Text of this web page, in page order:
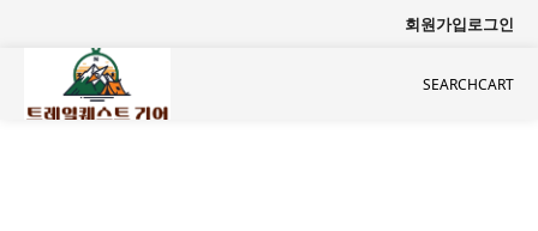
회원가입로그인
SEARCHCART